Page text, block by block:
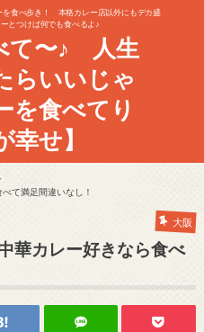
を食べ歩き！ 本格カレー店以外にもデカ盛
とつけば何でも食べるよ♪
て〜♪ 人生
らいいじゃ
を食べてり
幸せ】
て満足間違いなし！
大阪
華カレー好きなら食べ